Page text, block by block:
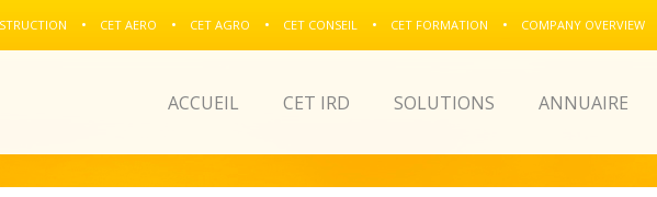
CET AERO CET AGRO CET CONSEIL CET FORMATION COMPANY OVERVIEW
ACCUEIL CET IRD SOLUTIONS ANNUAIRE